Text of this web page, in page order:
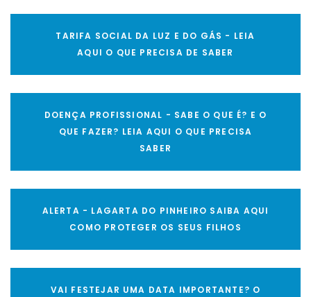
TARIFA SOCIAL DA LUZ E DO GÁS - LEIA
AQUI O QUE PRECISA DE SABER
DOENÇA PROFISSIONAL - SABE O QUE É? E O
QUE FAZER? LEIA AQUI O QUE PRECISA
SABER
ALERTA - LAGARTA DO PINHEIRO SAIBA AQUI
COMO PROTEGER OS SEUS FILHOS
VAI FESTEJAR UMA DATA IMPORTANTE? O